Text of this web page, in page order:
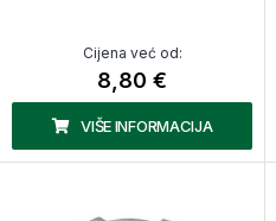
Cijena već od:
8,80 €
VIŠE INFORMACIJA